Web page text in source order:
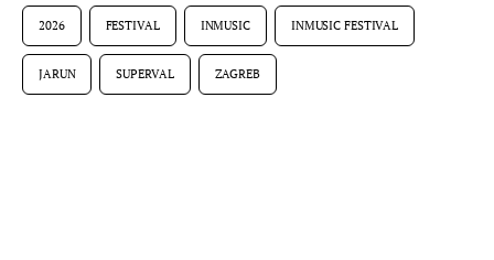
2026 FESTIVAL INMUSIC INMUSIC FESTIVAL
JARUN SUPERVAL ZAGREB